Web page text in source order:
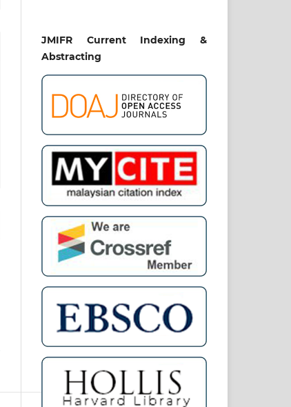
JMIFR Current Indexing &
Abstracting